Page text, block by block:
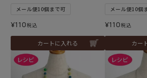
メール便10個まで可
¥110税込
カートに入れる
メール便10個
¥110税込
カー